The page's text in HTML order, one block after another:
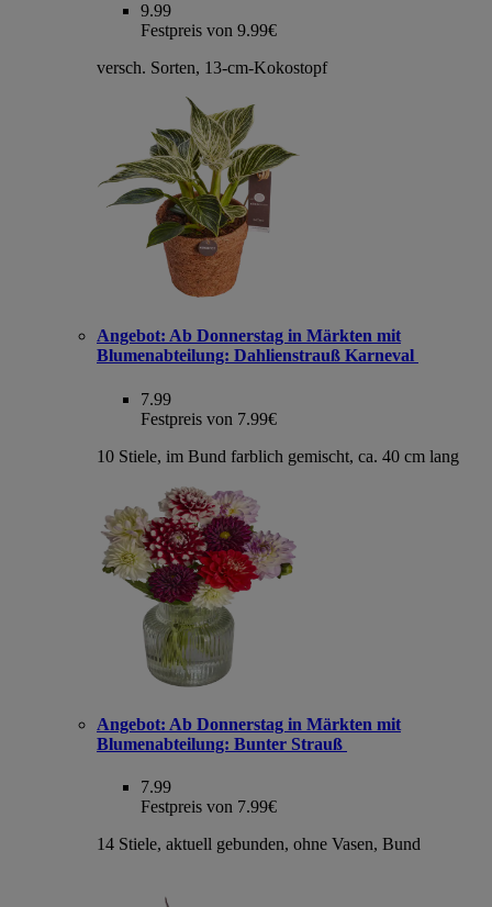
9.99
Festpreis von 9.99€
versch. Sorten, 13-cm-Kokostopf
Angebot: Ab Donnerstag in Märkten mit
Blumenabteilung: Dahlienstrauß Karneval
7.99
Festpreis von 7.99€
10 Stiele, im Bund farblich gemischt, ca. 40 cm lang
Angebot: Ab Donnerstag in Märkten mit
Blumenabteilung: Bunter Strauß
7.99
Festpreis von 7.99€
14 Stiele, aktuell gebunden, ohne Vasen, Bund